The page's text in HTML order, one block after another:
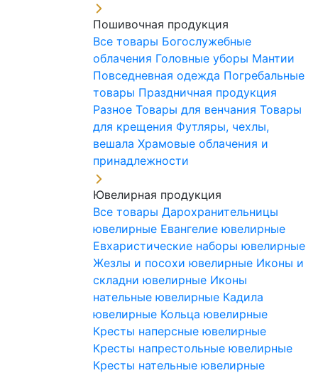
Пошивочная продукция
Все товары Богослужебные
облачения Головные уборы Мантии
Повседневная одежда Погребальные
товары Праздничная продукция
Разное Товары для венчания Товары
для крещения Футляры, чехлы,
вешала Храмовые облачения и
принадлежности
Ювелирная продукция
Все товары Дарохранительницы
ювелирные Евангелие ювелирные
Евхаристические наборы ювелирные
Жезлы и посохи ювелирные Иконы и
складни ювелирные Иконы
нательные ювелирные Кадила
ювелирные Кольца ювелирные
Кресты наперсные ювелирные
Кресты напрестольные ювелирные
Кресты нательные ювелирные